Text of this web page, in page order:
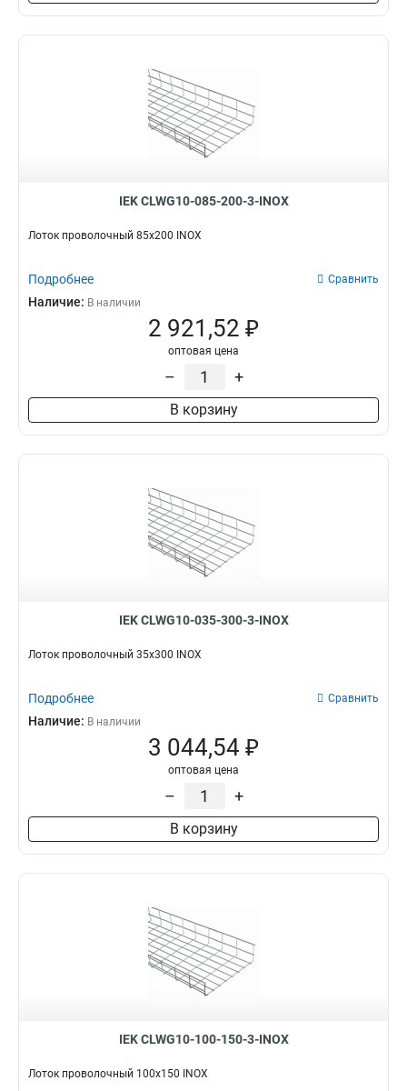
IEK CLWG10-085-200-3-INOX
Лоток проволочный 85х200 INOX
Подробнее Сравнить
Наличие: В наличии
2 921,52 ₽
оптовая цена
– +
В корзину
IEK CLWG10-035-300-3-INOX
Лоток проволочный 35х300 INOX
Подробнее Сравнить
Наличие: В наличии
3 044,54 ₽
оптовая цена
– +
В корзину
IEK CLWG10-100-150-3-INOX
Лоток проволочный 100х150 INOX